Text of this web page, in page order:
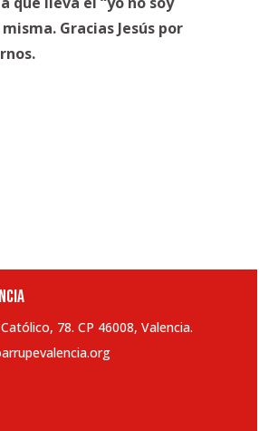
Gracias Jesús por
78. CP 46008, Valencia.